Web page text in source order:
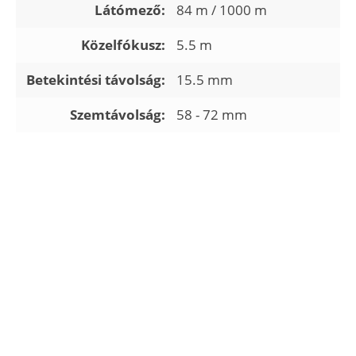
Látómező:
84 m / 1000 m
Közelfókusz:
5.5 m
Betekintési távolság:
15.5 mm
Szemtávolság:
58 - 72 mm